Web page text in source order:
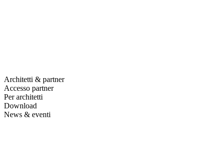
Architetti & partner
Accesso partner
Per architetti
Download
News & eventi